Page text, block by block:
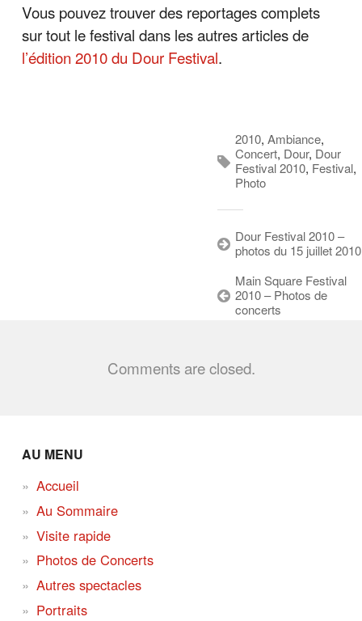
Vous pouvez trouver des reportages complets
sur tout le festival dans les autres articles de
l’édition 2010 du Dour Festival.
2010, Ambiance,
Concert, Dour, Dour
Festival 2010, Festival,
Photo
Dour Festival 2010 –
photos du 15 juillet 2010
Main Square Festival
2010 – Photos de
concerts
Comments are closed.
AU MENU
Accueil
Au Sommaire
Visite rapide
Photos de Concerts
Autres spectacles
Portraits